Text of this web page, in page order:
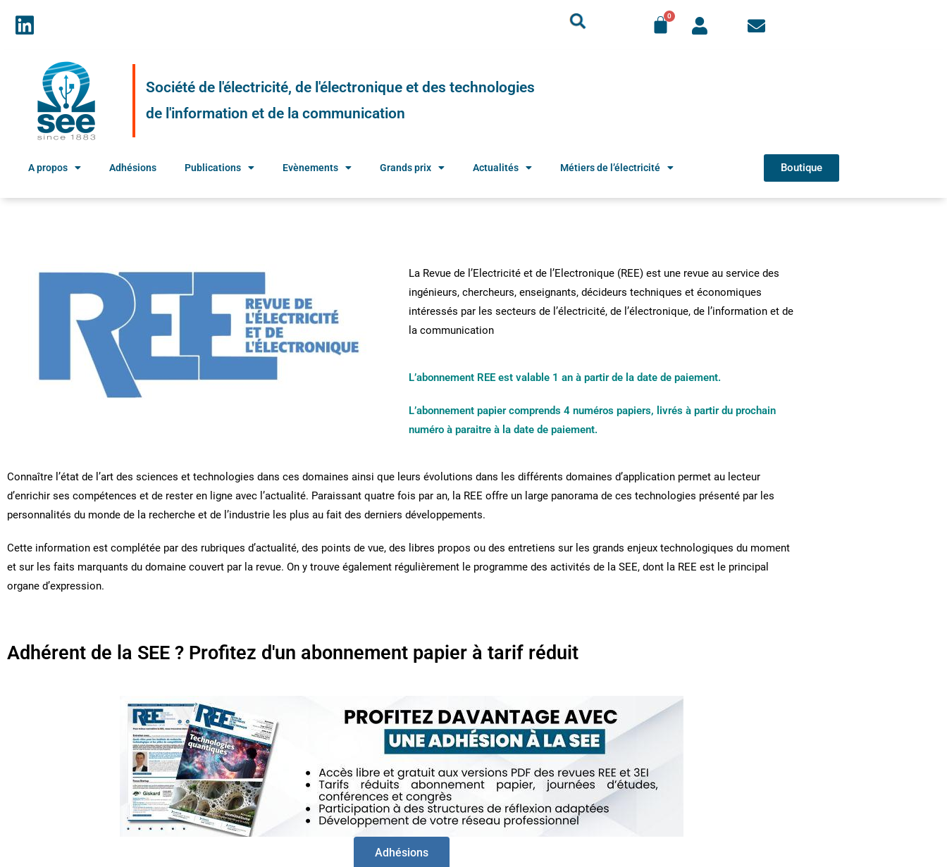
Société de l'électricité, de l'électronique et des technologies
de l'information et de la communication
A propos Adhésions Publications Evènements Grands prix Actualités Métiers de l’électricité Boutique
La Revue de l’Electricité et de l’Electronique (REE) est une revue au service des
ingénieurs, chercheurs, enseignants, décideurs techniques et économiques
intéressés par les secteurs de l’électricité, de l’électronique, de l’information et de
la communication
L’abonnement REE est valable 1 an à partir de la date de paiement.
L’abonnement papier comprends 4 numéros papiers, livrés à partir du prochain
numéro à paraitre à la date de paiement.
Connaître l’état de l’art des sciences et technologies dans ces domaines ainsi que leurs évolutions dans les différents domaines d’application permet au lecteur
d’enrichir ses compétences et de rester en ligne avec l’actualité. Paraissant quatre fois par an, la REE offre un large panorama de ces technologies présenté par les
personnalités du monde de la recherche et de l’industrie les plus au fait des derniers développements.
Cette information est complétée par des rubriques d’actualité, des points de vue, des libres propos ou des entretiens sur les grands enjeux technologiques du moment
et sur les faits marquants du domaine couvert par la revue. On y trouve également régulièrement le programme des activités de la SEE, dont la REE est le principal
organe d’expression.
Adhérent de la SEE ? Profitez d'un abonnement papier à tarif réduit
Adhésions